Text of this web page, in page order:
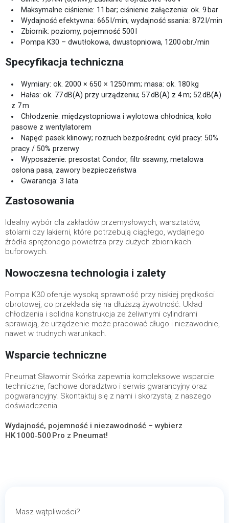
Maksymalne ciśnienie: 11 bar; ciśnienie załączenia: ok. 9 bar
Wydajność efektywna: 665 l/min; wydajność ssania: 872 l/min
Zbiornik: poziomy, pojemność 500 l
Pompa K30 – dwutłokowa, dwustopniowa, 1200 obr./min
Specyfikacja techniczna
Wymiary: ok. 2000 × 650 × 1250 mm; masa: ok. 180 kg
Hałas: ok. 77 dB(A) przy urządzeniu; 57 dB(A) z 4 m; 52 dB(A)
z 7 m
Chłodzenie: międzystopniowa i wylotowa chłodnica, koło
pasowe z wentylatorem
Napęd: pasek klinowy; rozruch bezpośredni; cykl pracy: 50%
pracy / 50% przerwy
Wyposażenie: presostat Condor, filtr ssawny, metalowa
osłona pasa, zawory bezpieczeństwa
Gwarancja: 3 lata
Zastosowania
Idealny wybór dla zakładów przemysłowych, warsztatów,
stolarni czy lakierni, które potrzebują ciągłego, wydajnego
źródła sprężonego powietrza przy dużych zbiornikach
buforowych.
Nowoczesna technologia i zalety
Pompa K30 oferuje wysoką sprawność przy niskiej prędkości
obrotowej, co przekłada się na dłuższą żywotność. Układ
chłodzenia i solidna konstrukcja ze żeliwnymi cylindrami
sprawiają, że urządzenie może pracować długo i niezawodnie,
nawet w trudnych warunkach.
Wsparcie techniczne
Pneumat Sławomir Skórka zapewnia kompleksowe wsparcie
techniczne, fachowe doradztwo i serwis gwarancyjny oraz
pogwarancyjny. Skontaktuj się z nami i skorzystaj z naszego
doświadczenia.
Wydajność, pojemność i niezawodność – wybierz
HK 1000‑500 Pro z Pneumat!
Masz wątpliwości?